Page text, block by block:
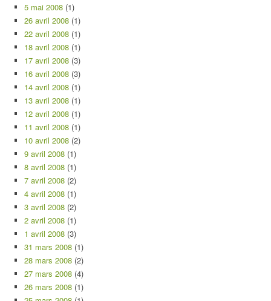
5 mai 2008 (1)
26 avril 2008 (1)
22 avril 2008 (1)
18 avril 2008 (1)
17 avril 2008 (3)
16 avril 2008 (3)
14 avril 2008 (1)
13 avril 2008 (1)
12 avril 2008 (1)
11 avril 2008 (1)
10 avril 2008 (2)
9 avril 2008 (1)
8 avril 2008 (1)
7 avril 2008 (2)
4 avril 2008 (1)
3 avril 2008 (2)
2 avril 2008 (1)
1 avril 2008 (3)
31 mars 2008 (1)
28 mars 2008 (2)
27 mars 2008 (4)
26 mars 2008 (1)